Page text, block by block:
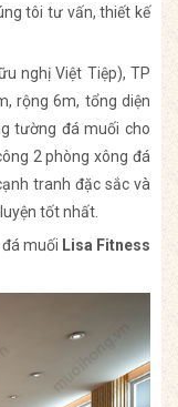
tôi tư vấn, thiết kế
nghị Việt Tiệp), TP
rộng 6m, tổng diện
tường đá muối cho
2 phòng xông đá
tranh đặc sắc và
tốt nhất.
muối Lisa Fitness